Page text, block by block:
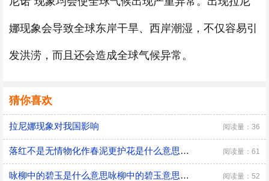
娜现象会导致全球东岸干旱、西岸潮湿，不仅容易引
发洪涝，而且还会造成全球气候异常。
猜你喜欢
拉尼娜现象对我国影响 阅读量：36
落红不是无情物化作春泥更护花是什么意思落红不是无情物化作春泥更护花是什么意思呢 阅读量：61
咏柳中的碧玉是什么意思咏柳中的碧玉意思是什么 阅读量：52